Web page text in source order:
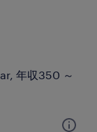
年収350 ～